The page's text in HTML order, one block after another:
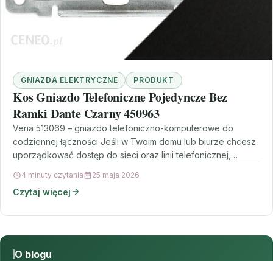
GNIAZDA ELEKTRYCZNE PRODUKT
Kos Gniazdo Telefoniczne Pojedyncze Bez
Ramki Dante Czarny 450963
Vena 513069 – gniazdo telefoniczno-komputerowe do
codziennej łączności Jeśli w Twoim domu lub biurze chcesz
uporządkować dostęp do sieci oraz linii telefonicznej,
4 minuty czytania 25 maja 2026
Czytaj więcej
O blogu